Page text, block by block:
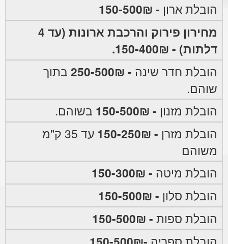
הובלת ארון - 150-500₪
מחירון פירוק והרכבת ארונות (עד 4
דלתות) - 150-400₪.
הובלת חדר שינה - 250-500₪
בתוך
שוהם.
הובלת מזנון - 150-500₪
בשוהם.
הובלת מזרן - 150-250₪
עד 35 ק"מ
משוהם
הובלת מיטה - 150-300₪
הובלת סלון - 150-500₪
הובלת ספות - 150-500₪